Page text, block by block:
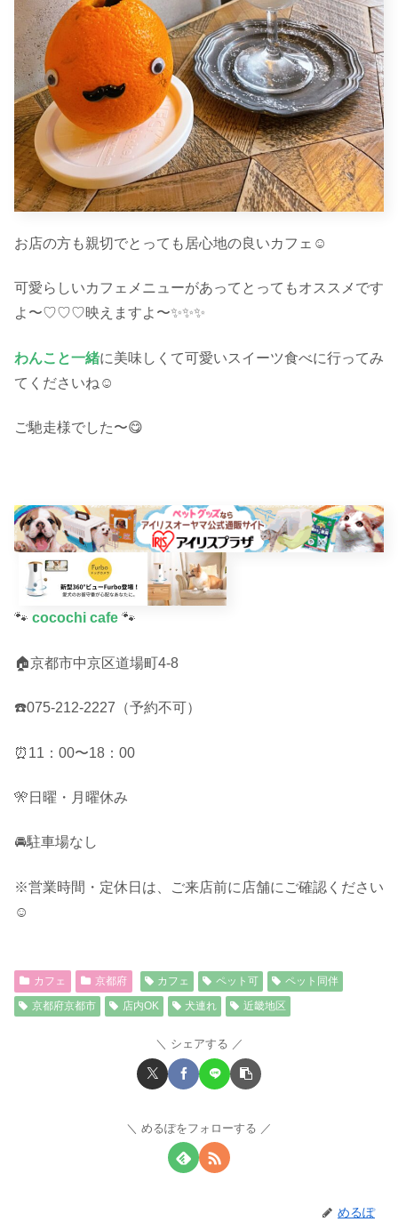
お店の方も親切でとっても居心地の良いカフェ☺︎
可愛らしいカフェメニューがあってとってもオススメです
よ〜♡♡♡映えますよ〜✨✨✨
わんこと一緒に美味しくて可愛いスイーツ食べに行ってみ
てくださいね☺︎
ご馳走様でした〜😋
🐾 cocochi cafe 🐾
🏠京都市中京区道場町4-8
☎️075-212-2227（予約不可）
⏰11：00〜18：00
🎌日曜・月曜休み
🚘駐車場なし
※営業時間・定休日は、ご来店前に店舗にご確認ください
☺︎
カフェ 京都府 カフェ ペット可
ペット同伴
京都府京都市
店内OK 犬連れ 近畿地区
シェアする
めるぽをフォローする
めるぽ